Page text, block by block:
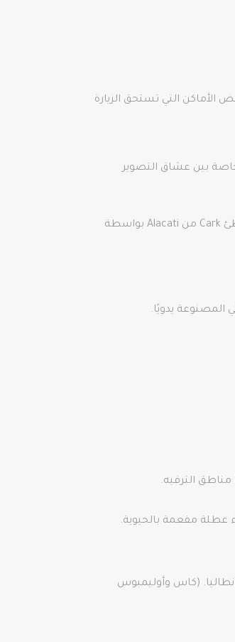
التي تستحق الزيارة
خاصة بين عشاق التصوير
شاطئ كارك: إنه المكان المفضل لعشاق ركوب الأمواج. هناك مدارس لركوب الأمواج على هذا الشاطئ أيضًا. يمكنك الوصول إلى شاطئ Cark من Alacati بواسطة
(كاس وأوليمبوس